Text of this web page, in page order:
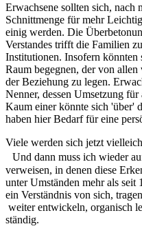
Erwachsene sollten sich, nach
Schnittmenge für mehr
einig werden. Die
Verstandes trifft die Familien
Institutionen. Insofern könnten
Raum begegnen, der von
der Beziehung zu legen.
Nenner, dessen Umsetzung
Kaum einer könnte sich 'über'
haben hier Bedarf für eine
Viele werden sich jetzt
Und dann muss ich wieder
verweisen, in denen diese
unter Umständen mehr als seit
ein Verständnis von sich,
weiter entwickeln, organisch
ständig.